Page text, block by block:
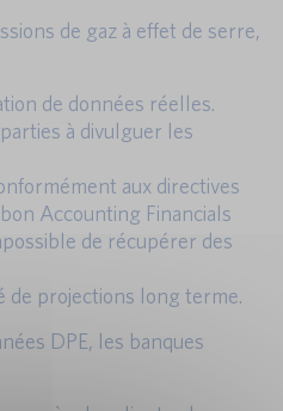
de gaz à effet de serre,
de données réelles.
à divulguer les
aux directives
Accounting Financials
de récupérer des
de projections long terme.
DPE, les banques